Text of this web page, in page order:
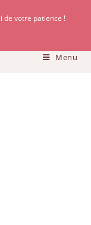
de votre patience !
Menu